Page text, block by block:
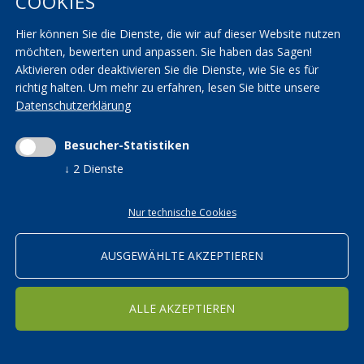
AGBs
Seminarräume
Transparenzbestimmungen
KVW Reisen
KVW Patronat
Impressum|Privacy|
kvwbildung@pec.rolmail.net
ORTSGRUPPEN
Bildung in den KVW Ortsgruppen
Hier können Sie die Dienste, die wir auf dieser Website nutzen
möchten, bewerten und anpassen. Sie haben das Sagen!
Aktivieren oder deaktivieren Sie die Dienste, wie Sie es für
richtig halten. Um mehr zu erfahren, lesen Sie bitte unsere
Datenschutzerklärung
Besucher-Statistiken
↓ 2 Dienste
Nur technische Cookies
AUSGEWÄHLTE AKZEPTIEREN
ALLE AKZEPTIEREN